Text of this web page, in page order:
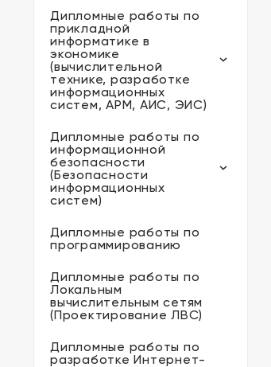
Дипломные работы по
прикладной
информатике в
экономике
(вычислительной
технике, разработке
информационных
систем, АРМ, АИС, ЭИС)
Дипломные работы по
информационной
безопасности
(Безопасности
информационных
систем)
Дипломные работы по
программированию
Дипломные работы по
Локальным
вычислительным сетям
(Проектирование ЛВС)
Дипломные работы по
разработке Интернет-